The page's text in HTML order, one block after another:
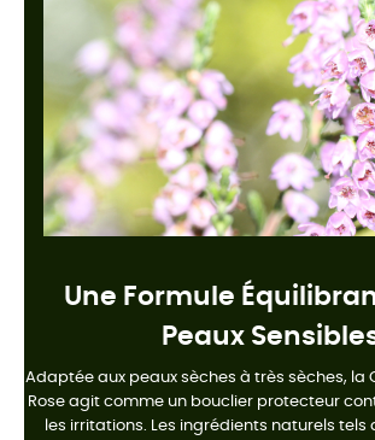
Une Formule
Peaux
Adaptée aux peaux sèches à très sèches, la
Rose agit comme un bouclier protecteur
les irritations. Les ingrédients naturels tels